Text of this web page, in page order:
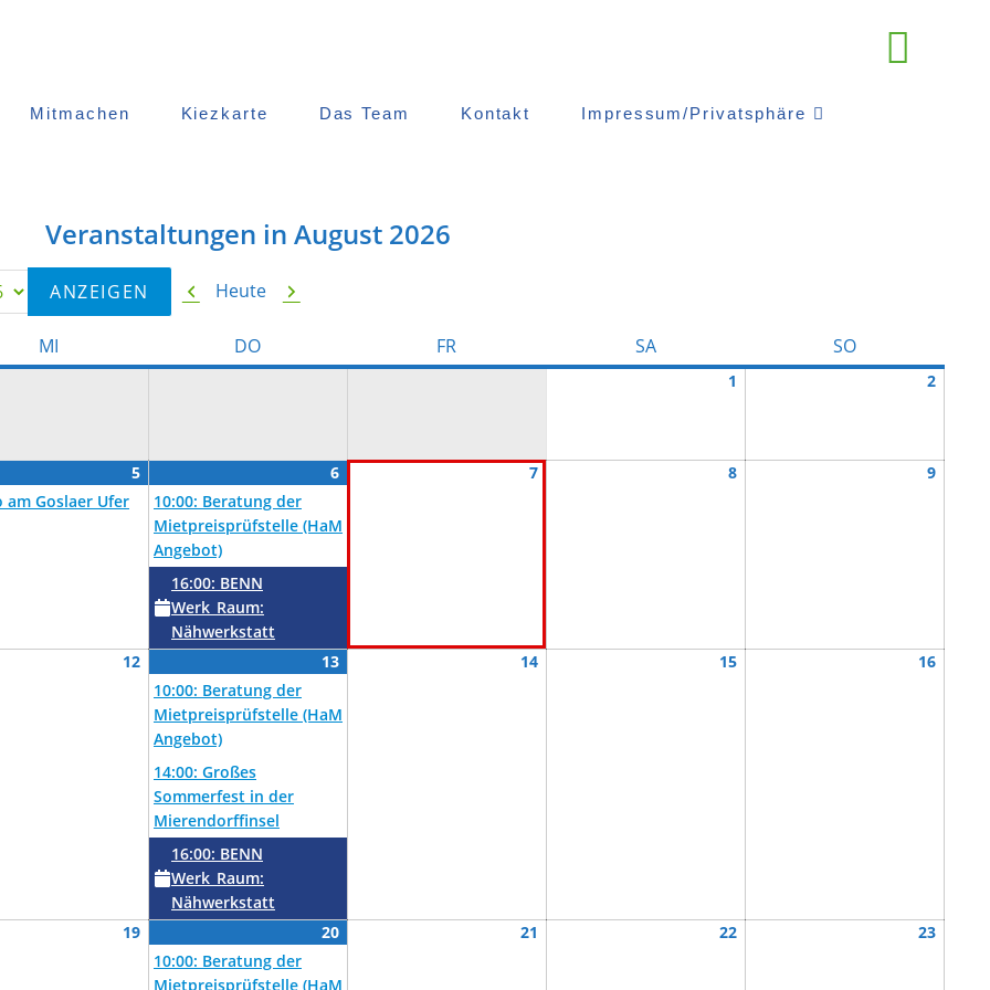
Mitmachen Kiezkarte Das Team Kontakt Impressum/Privatsphäre
Veranstaltungen in August 2026
Zurück
Heute Weiter
MI DODONNERSTAG FR SASAMSTAG SOSONNTAG
1
2August
5August
2026
(1
Veranstaltung)
am Goslaer Ufer
6August
2026
(2
10:00: Beratung der
Mietpreisprüfstelle (HaM
Angebot)
16:00: BENN
Werk_Raum:
Nähwerkstatt
7August
8August
9August
12August
12,
2026
13August
2026
(3
10:00: Beratung der
Mietpreisprüfstelle (HaM
Angebot)
14:00: Großes
Sommerfest in der
Mierendorffinsel
16:00: BENN
Werk_Raum:
Nähwerkstatt
14August
15August
16August
19August
19,
2026
20August
2026
(2
10:00: Beratung der
Mietpreisprüfstelle (HaM
21 22August
23August